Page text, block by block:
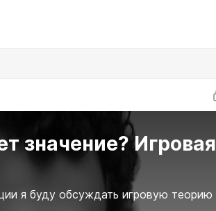
значение? Игровая
я буду обсуждать игровую теорию